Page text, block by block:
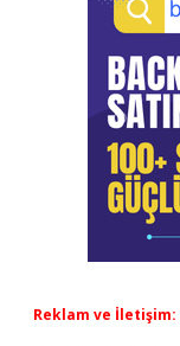
Reklam ve İletişim: